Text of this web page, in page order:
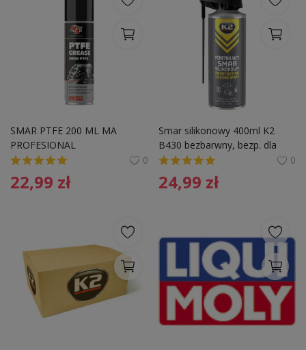
SMAR PTFE 200 ML MA
PROFESIONAL
0
22,99 zł
Smar silikonowy 400ml K2
B430 bezbarwny, bezp. dla
gumy, plastików
0
24,99 zł